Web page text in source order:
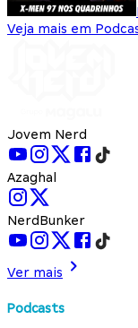
Veja mais em
Jovem Nerd
Azaghal
NerdBunker
Ver mais
Podcasts